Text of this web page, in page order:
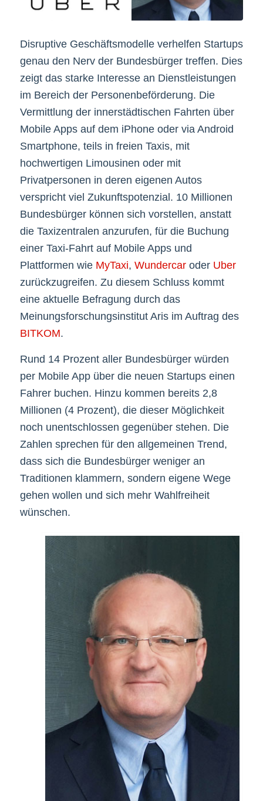
Disruptive Geschäftsmodelle verhelfen Startups
genau den Nerv der Bundesbürger treffen. Dies
zeigt das starke Interesse an Dienstleistungen
im Bereich der Personenbeförderung. Die
Vermittlung der innerstädtischen Fahrten über
Mobile Apps auf dem iPhone oder via Android
Smartphone, teils in freien Taxis, mit
hochwertigen Limousinen oder mit
Privatpersonen in deren eigenen Autos
verspricht viel Zukunftspotenzial. 10 Millionen
Bundesbürger können sich vorstellen, anstatt
die Taxizentralen anzurufen, für die Buchung
einer Taxi-Fahrt auf Mobile Apps und
Plattformen wie MyTaxi, Wundercaroder Uber
zurückzugreifen. Zu diesem Schluss kommt
eine aktuelle Befragung durch das
Meinungsforschungsinstitut Aris im Auftrag des
BITKOM.
Rund 14 Prozent aller Bundesbürger würden
per Mobile App über die neuen Startups einen
Fahrer buchen. Hinzu kommen bereits 2,8
Millionen (4 Prozent), die dieser Möglichkeit
noch unentschlossen gegenüber stehen. Die
Zahlen sprechen für den allgemeinen Trend,
dass sich die Bundesbürger weniger an
Traditionen klammern, sondern eigene Wege
gehen wollen und sich mehr Wahlfreiheit
wünschen.